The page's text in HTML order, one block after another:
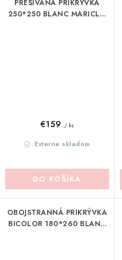
PREŠÍVANÁ PRIKRÝVKA
250*250 BLANC MARICLO
Externe skladom
€159 / ks
DO KOŠÍKA
OBOJSTRANNÁ PRIKRÝVKA
BICOLOR 180*260 BLANC